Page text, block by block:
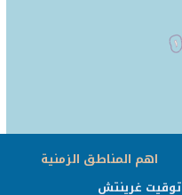
اهم المناطق الزمنية
توقيت غرينتش